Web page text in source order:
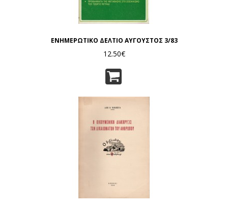
ΕΝΗΜΕΡΩΤΙΚΟ ΔΕΛΤΙΟ ΑΥΓΟΥΣΤΟΣ 3/83
12.50€